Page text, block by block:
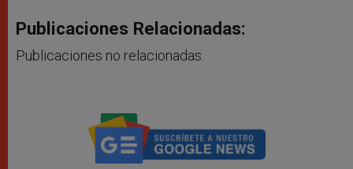
Publicaciones Relacionadas:
Publicaciones no relacionadas.